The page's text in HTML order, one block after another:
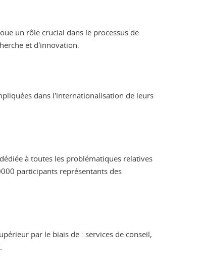
un rôle crucial dans le processus de
et d'innovation.
dans l'internationalisation de leurs
à toutes les problématiques relatives
participants représentants des
par le biais de : services de conseil,